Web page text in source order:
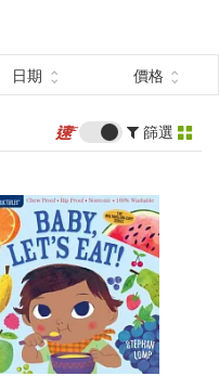
日期 價格
篩選